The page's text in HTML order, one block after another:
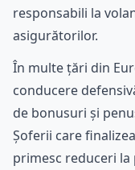
responsabili la
asigurătorilor.
În multe țări din
conducere
de bonusuri și
Șoferii care
primesc reduceri